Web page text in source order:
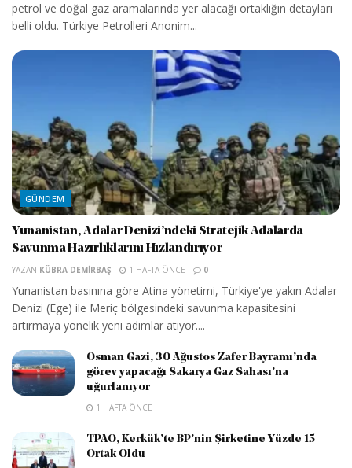
petrol ve doğal gaz aramalarında yer alacağı ortaklığın detayları
belli oldu. Türkiye Petrolleri Anonim...
GÜNDEM
Yunanistan, Adalar Denizi’ndeki Stratejik Adalarda
Savunma Hazırlıklarını Hızlandırıyor
YAZAN KÜBRA DEMIRBAŞ 1 HAFTA ÖNCE 0
Yunanistan basınına göre Atina yönetimi, Türkiye'ye yakın Adalar
Denizi (Ege) ile Meriç bölgesindeki savunma kapasitesini
artırmaya yönelik yeni adımlar atıyor....
Osman Gazi, 30 Ağustos Zafer Bayramı’nda
görev yapacağı Sakarya Gaz Sahası’na
uğurlanıyor
1 HAFTA ÖNCE
TPAO, Kerkük’te BP’nin Şirketine Yüzde 15
Ortak Oldu